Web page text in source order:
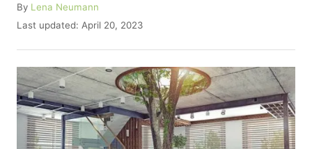
By A
u
h
o
r
Lena Neumann
P
s
t
e
d
o
Last updated: April 20, 2023